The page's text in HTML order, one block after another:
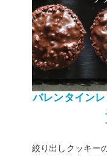
バレンタイン
絞り出しクッキー